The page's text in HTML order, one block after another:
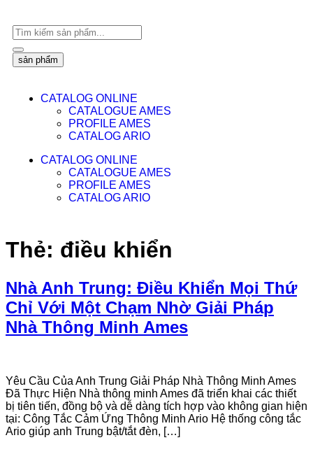
sản phẩm
CATALOG ONLINE
CATALOGUE AMES
PROFILE AMES
CATALOG ARIO
CATALOG ONLINE
CATALOGUE AMES
PROFILE AMES
CATALOG ARIO
Thẻ: điều khiển
Nhà Anh Trung: Điều Khiển Mọi Thứ
Chỉ Với Một Chạm Nhờ Giải Pháp
Nhà Thông Minh Ames
Yêu Cầu Của Anh Trung Giải Pháp Nhà Thông Minh Ames
Đã Thực Hiện Nhà thông minh Ames đã triển khai các thiết
bị tiên tiến, đồng bộ và dễ dàng tích hợp vào không gian hiện
tại: Công Tắc Cảm Ứng Thông Minh Ario Hệ thống công tắc
Ario giúp anh Trung bật/tắt đèn, […]